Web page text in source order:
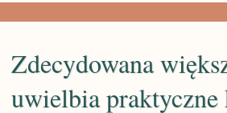
Zdecydowana
uwielbia